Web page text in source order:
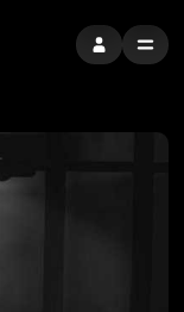
S'INSCRIREMENU